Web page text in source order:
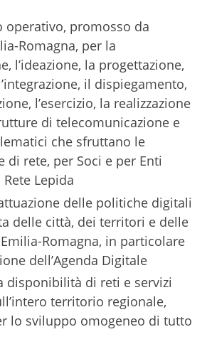
operativo, promosso da
Romagna, per la
l’ideazione, la progettazione,
il dispiegamento,
l’esercizio, la realizzazione
di telecomunicazione e
che sfruttano le
di rete, per Soci e per Enti
Lepida
delle politiche digitali
delle città, dei territori e delle
Romagna, in particolare
dell’Agenda Digitale
disponibilità di reti e servizi
territorio regionale,
lo sviluppo omogeneo di tutto